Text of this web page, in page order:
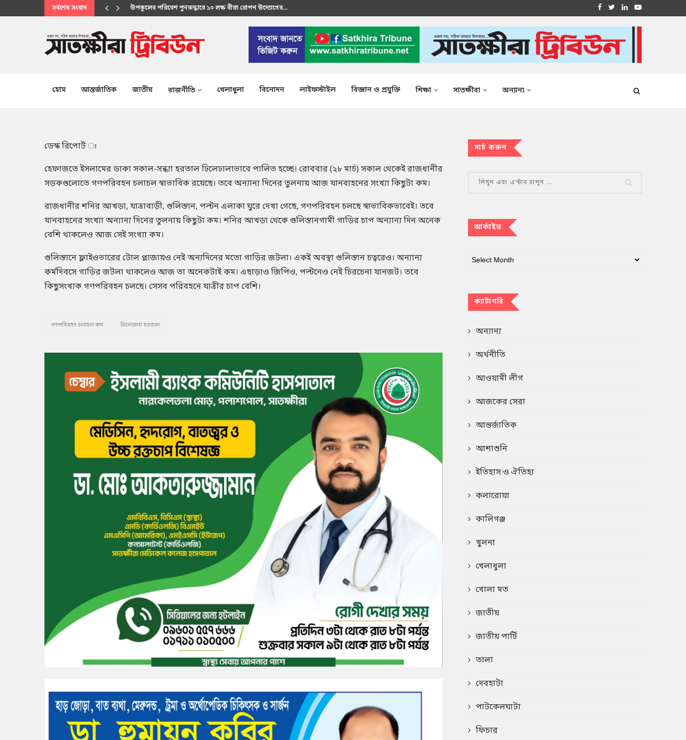
সর্বশেষ সংবাদ মানবিক সেবায় উপকূলবাসীর আস্থার প্রতীক এস এম শাকির...
হোম আন্তর্জাতিক জাতীয় রাজনীতি খেলাধুলা বিনোদন লাইফস্টাইল বিজ্ঞান ও প্রযুক্তি শিক্ষা সাতক্ষীরা অন্যান্য
ডেস্ক রিপোর্ট ঃ
হেফাজতে ইসলামের ডাকা সকাল-সন্ধ্যা হরতাল ঢিলেঢালাভাবে পালিত হচ্ছে। রোববার (২৮ মার্চ) সকাল থেকেই রাজধানীর
সড়কগুলোতে গণপরিবহন চলাচল স্বাভাবিক রয়েছে। তবে অন্যান্য দিনের তুলনায় আজ যানবাহনের সংখ্যা কিছুটা কম।
রাজধানীর শনির আখড়া, যাত্রাবাড়ী, গুলিস্তান, পল্টন এলাকা ঘুরে দেখা গেছে, গণপরিবহন চলছে স্বাভাবিকভাবেই। তবে
যানবাহনের সংখ্যা অন্যান্য দিনের তুলনায় কিছুটা কম। শনির আখড়া থেকে গুলিস্তানগামী গাড়ির চাপ অন্যান্য দিন অনেক
বেশি থাকলেও আজ সেই সংখ্যা কম।
গুলিস্তানে ফ্লাইওভারের টোল প্লাজায়ও নেই অন্যদিনের মতো গাড়ির জটলা। একই অবস্থা গুলিস্তান চত্বরেও। অন্যান্য
কর্মদিবসে গাড়ির জটলা থাকলেও আজ তা অনেকটাই কম। এছাড়াও জিপিও, পল্টনেও নেই চিরচেনা যানজট। তবে
কিছুসংখ্যক গণপরিবহন চলছে। সেসব পরিবহনে যাত্রীর চাপ বেশি।
গণপরিবহন চলাচল কম ঢিলেঢালা হরতাল
সার্চ করুন
আর্কাইভ
ক্যাটাগরি
অন্যান্য
অর্থনীতি
আওয়ামী লীগ
আজকের সেরা
আন্তর্জাতিক
আশাশুনি
ইতিহাস ও ঐতিহ্য
কলারোয়া
কালিগঞ্জ
খুলনা
খেলাধুলা
খোলা মত
জাতীয়
জাতীয় পার্টি
তালা
দেবহাটা
পাটকেলঘাটা
ফিচার